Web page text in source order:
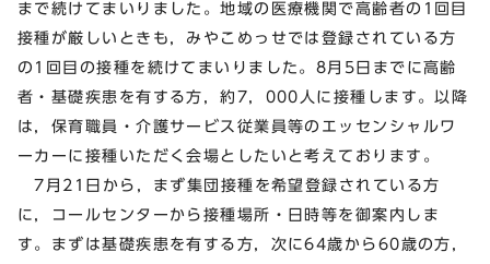
まで続けてまいりました。地域の医療機関で高齢者の1回目
接種が厳しいときも，みやこめっせでは登録されている方
の1回目の接種を続けてまいりました。8月5日までに高齢
者・基礎疾患を有する方，約7，000人に接種します。以降
は，保育職員・介護サービス従業員等のエッセンシャルワ
ーカーに接種いただく会場としたいと考えております。
7月21日から，まず集団接種を希望登録されている方
に，コールセンターから接種場所・日時等を御案内しま
す。まずは基礎疾患を有する方，次に64歳から60歳の方，